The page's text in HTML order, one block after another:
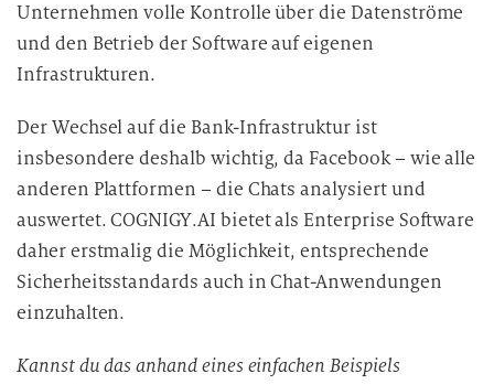
Unternehmen volle Kontrolle über die Datenströme
und den Betrieb der Software auf eigenen
Infrastrukturen.
Der Wechsel auf die Bank-Infrastruktur ist
insbesondere deshalb wichtig, da Facebook – wie alle
anderen Plattformen – die Chats analysiert und
auswertet. COGNIGY.AI bietet als Enterprise Software
daher erstmalig die Möglichkeit, entsprechende
Sicherheitsstandards auch in Chat-Anwendungen
einzuhalten.
Kannst du das anhand eines einfachen Beispiels